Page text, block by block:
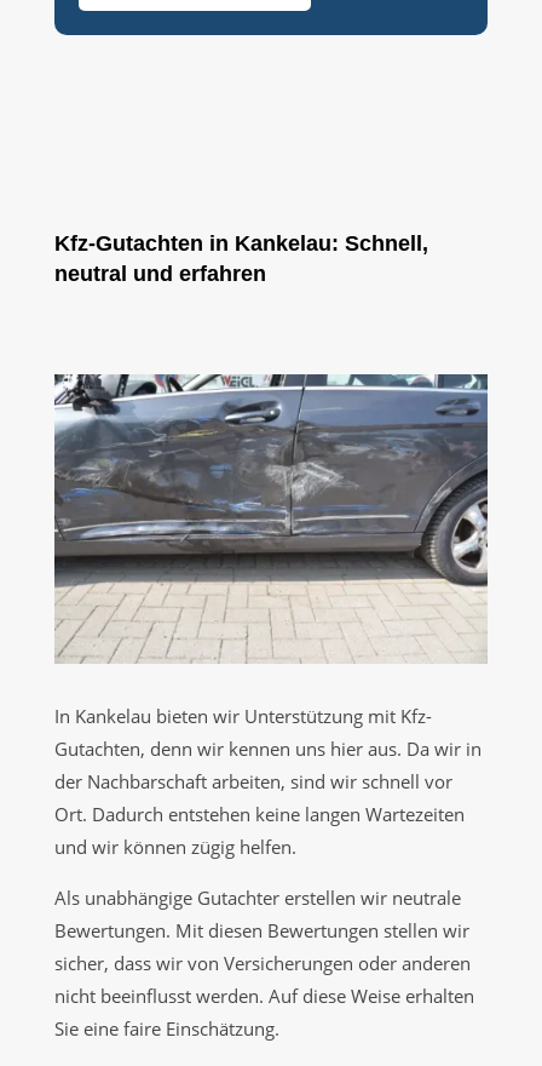
Kfz-Gutachten in Kankelau: Schnell,
neutral und erfahren
In Kankelau bieten wir Unterstützung mit Kfz-
Gutachten, denn wir kennen uns hier aus. Da wir in
der Nachbarschaft arbeiten, sind wir schnell vor
Ort. Dadurch entstehen keine langen Wartezeiten
und wir können zügig helfen.
Als unabhängige Gutachter erstellen wir neutrale
Bewertungen. Mit diesen Bewertungen stellen wir
sicher, dass wir von Versicherungen oder anderen
nicht beeinflusst werden. Auf diese Weise erhalten
Sie eine faire Einschätzung.